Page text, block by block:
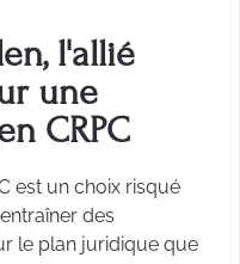
l'allié
une
CRPC
est un choix risqué
des
le plan juridique que